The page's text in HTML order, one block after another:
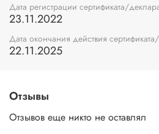
Дата регистрации сертификата/
23.11.2022
Дата окончания действия
22.11.2025
Отзывы
Отзывов еще никто не оставлял